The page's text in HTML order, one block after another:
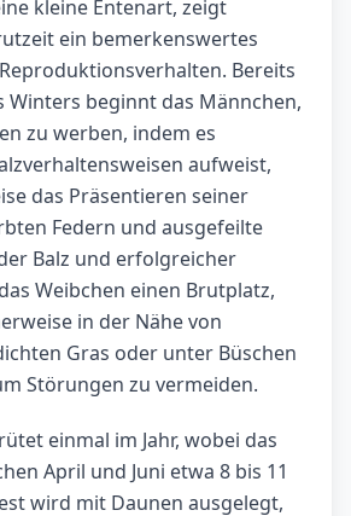
kleine Entenart, zeigt
ein bemerkenswertes
Bereits
Winters beginnt das Männchen,
zu werben, indem es
aufweist,
das Präsentieren seiner
Federn und ausgefeilte
Balz und erfolgreicher
Weibchen einen Brutplatz,
in der Nähe von
Gras oder unter Büschen
Störungen zu vermeiden.
einmal im Jahr, wobei das
April und Juni etwa 8 bis 11
wird mit Daunen ausgelegt,